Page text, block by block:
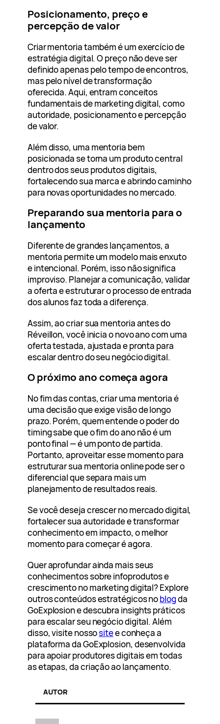
Posicionamento, preço e
percepção de valor
Criar mentoria também é um exercício de
estratégia digital. O preço não deve ser
definido apenas pelo tempo de encontros,
mas pelo nível de transformação
oferecida. Aqui, entram conceitos
fundamentais de marketing digital, como
autoridade, posicionamento e percepção
de valor.
Além disso, uma mentoria bem
posicionada se torna um produto central
dentro dos seus produtos digitais,
fortalecendo sua marca e abrindo caminho
para novas oportunidades no mercado.
Preparando sua mentoria para o
lançamento
Diferente de grandes lançamentos, a
mentoria permite um modelo mais enxuto
e intencional. Porém, isso não significa
improviso. Planejar a comunicação, validar
a oferta e estruturar o processo de entrada
dos alunos faz toda a diferença.
Assim, ao criar sua mentoria antes do
Réveillon, você inicia o novo ano com uma
oferta testada, ajustada e pronta para
escalar dentro do seu negócio digital.
O próximo ano começa agora
No fim das contas, criar uma mentoria é
uma decisão que exige visão de longo
prazo. Porém, quem entende o poder do
timing sabe que o fim do ano não é um
ponto final — é um ponto de partida.
Portanto, aproveitar esse momento para
estruturar sua mentoria online pode ser o
diferencial que separa mais um
planejamento de resultados reais.
Se você deseja crescer no mercado digital,
fortalecer sua autoridade e transformar
conhecimento em impacto, o melhor
momento para começar é agora.
Quer aprofundar ainda mais seus
conhecimentos sobre infoprodutos e
crescimento no marketing digital? Explore
outros conteúdos estratégicos noblogda
GoExplosion e descubra insights práticos
para escalar seu negócio digital. Além
disso, visite nossositee conheça a
plataforma da GoExplosion, desenvolvida
para apoiar produtores digitais em todas
as etapas, da criação ao lançamento.
AUTOR